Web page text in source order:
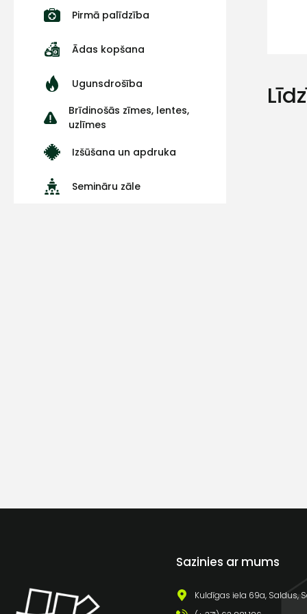
Pirmā palīdzība
Ādas kopšana
Ugunsdrošība
Brīdinošās zīmes, lentes,
uzlīmes
Izšūšana un apdruka
Semināru zāle
Sazinies ar mums
Kuldīgas iela 69a, Saldus,